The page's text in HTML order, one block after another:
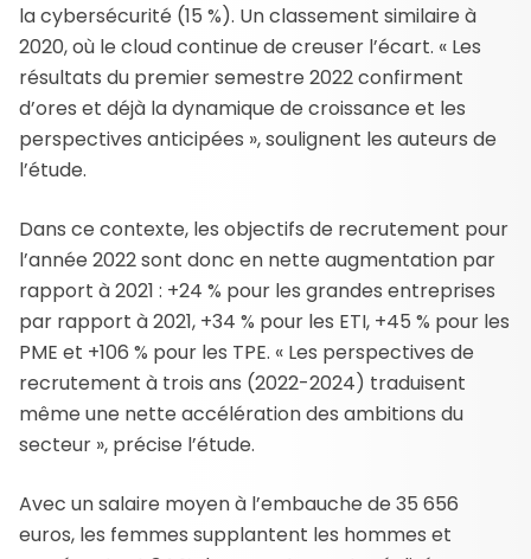
la cybersécurité (15 %). Un classement similaire à
2020, où le cloud continue de creuser l’écart. « Les
résultats du premier semestre 2022 confirment
d’ores et déjà la dynamique de croissance et les
perspectives anticipées », soulignent les auteurs de
l’étude.
Dans ce contexte, les objectifs de recrutement pour
l’année 2022 sont donc en nette augmentation par
rapport à 2021 : +24 % pour les grandes entreprises
par rapport à 2021, +34 % pour les ETI, +45 % pour les
PME et +106 % pour les TPE. « Les perspectives de
recrutement à trois ans (2022-2024) traduisent
même une nette accélération des ambitions du
secteur », précise l’étude.
Avec un salaire moyen à l’embauche de 35 656
euros, les femmes supplantent les hommes et